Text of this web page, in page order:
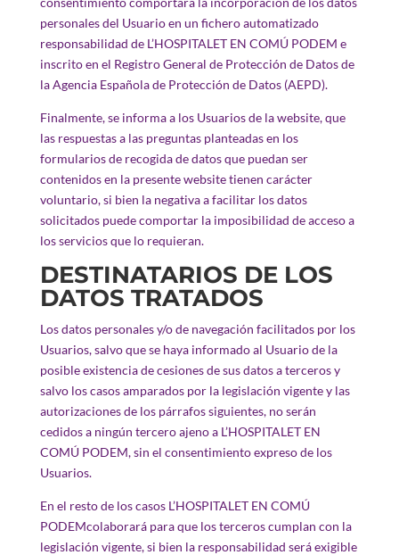
personales del Usuario en un fichero automatizado
responsabilidad de L’HOSPITALET EN COMÚ PODEM e
inscrito en el Registro General de Protección de Datos de
la Agencia Española de Protección de Datos (AEPD).
Finalmente, se informa a los Usuarios de la website, que
las respuestas a las preguntas planteadas en los
formularios de recogida de datos que puedan ser
contenidos en la presente website tienen carácter
voluntario, si bien la negativa a facilitar los datos
solicitados puede comportar la imposibilidad de acceso a
los servicios que lo requieran.
DESTINATARIOS DE LOS
DATOS TRATADOS
Los datos personales y/o de navegación facilitados por los
Usuarios, salvo que se haya informado al Usuario de la
posible existencia de cesiones de sus datos a terceros y
salvo los casos amparados por la legislación vigente y las
autorizaciones de los párrafos siguientes, no serán
cedidos a ningún tercero ajeno a L’HOSPITALET EN
COMÚ PODEM, sin el consentimiento expreso de los
Usuarios.
En el resto de los casos L’HOSPITALET EN COMÚ
PODEMcolaborará para que los terceros cumplan con la
legislación vigente, si bien la responsabilidad será exigible